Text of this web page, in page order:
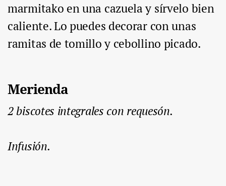
marmitako en una cazuela y sírvelo bien
caliente. Lo puedes decorar con unas
ramitas de tomillo y cebollino picado.
Merienda
2 biscotes integrales con requesón.
Infusión.